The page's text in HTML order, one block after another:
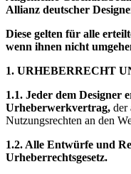
Allianz deutscher
Diese gelten für alle
wenn ihnen nicht
1. URHEBERRECHT
1.1. Jeder dem Designer
Urheberwerkvertrag, der
Nutzungsrechten an den
1.2. Alle Entwürfe und
Urheberrechtsgesetz.